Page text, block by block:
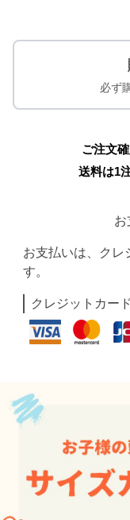
必ず
ご注文
送料は1
お
お支払いは、クレ
す。
クレジットカード